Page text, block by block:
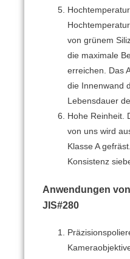
von grünem
die maximale
erreichen.
Das
die Innenwand
Lebensdauer
Hohe Reinheit.
von uns wird
Klasse A gefräst.
Konsistenz
Anwendungen von
JIS#280